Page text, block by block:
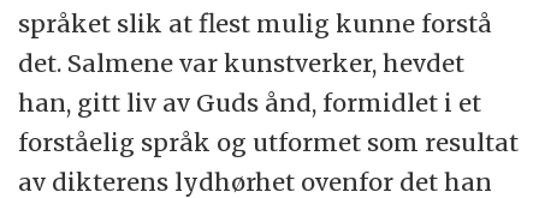
språket slik at flest mulig kunne forstå
det. Salmene var kunstverker, hevdet
han, gitt liv av Guds ånd, formidlet i et
forståelig språk og utformet som resultat
av dikterens lydhørhet ovenfor det han